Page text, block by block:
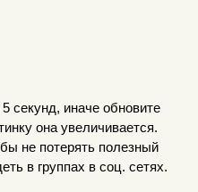
секунд, иначе обновите
она увеличивается.
не потерять полезный
в группах в соц. сетях.